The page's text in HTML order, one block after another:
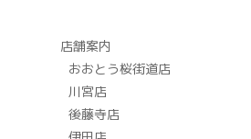
店舗案内
おおとう桜街道店
川宮店
後藤寺店